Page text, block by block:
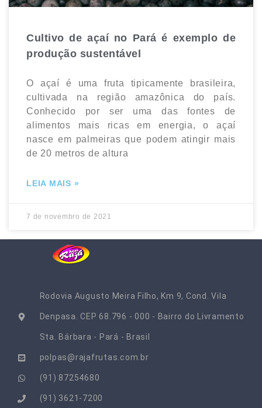
Cultivo de açaí no Pará é exemplo de
produção sustentável
O açaí é uma fruta tipicamente brasileira,
cultivada na região amazônica do país.
Conhecido por ser uma das fontes de
alimentos mais ricas em energia, o açaí
nasce em palmeiras que podem atingir mais
de 20 metros de altura
LEIA MAIS »
7 de novembro de 2021
Rodovia Augusto Meira Filho, Km 9, Cond. Vila
Denpasa. CEP 68.796 - 000 - Bairro do Livramento
Sta. Bárbara - Pará - Brasil​
polpas@rajafrutas.com.br
(91) 87254680
(91) 3621-7200